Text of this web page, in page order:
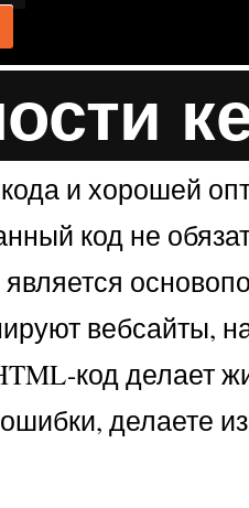
и хорошей
код не
является
вебсайты,
код делает
делаете